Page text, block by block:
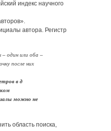
индекс научного
автора. Регистр
– один или оба –
после них
в д
можно не
область поиска,